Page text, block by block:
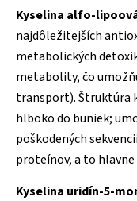
Kyselina alfo-
najdôležitejších
metabolických
metabolity, čo
transport). Štruktúra
hlboko do buniek;
poškodených
proteínov, a to
Kyselina uridín-5-